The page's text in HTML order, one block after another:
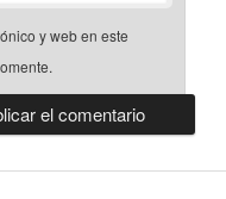
y web en este